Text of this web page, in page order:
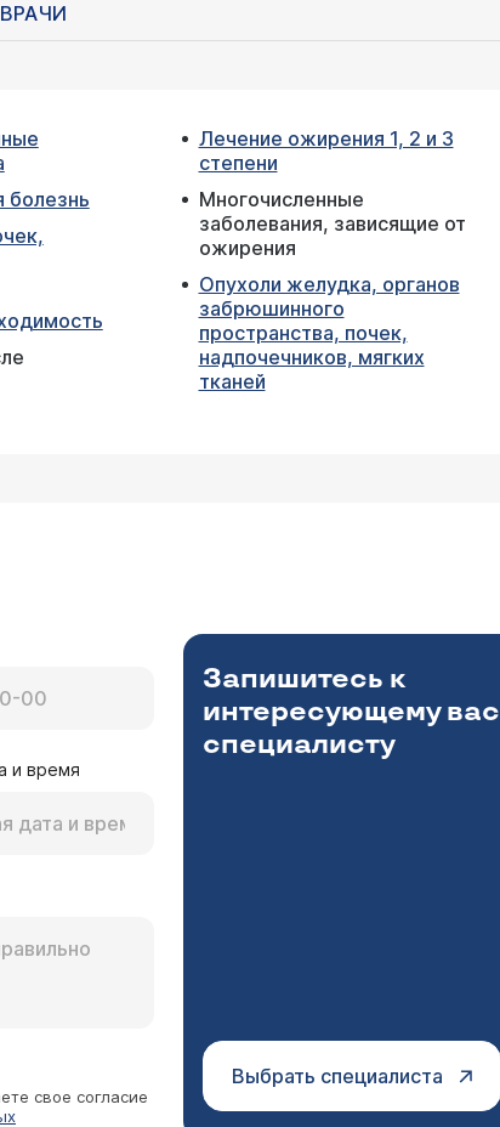
ВРАЧИ
болезнь
Лечение ожирения 1, 2 и 3
степени
Многочисленные
заболевания, зависящие от
ожирения
Опухоли желудка, органов
забрюшинного
пространства, почек,
надпочечников, мягких
тканей
и время
свое согласие
Запишитесь к
интересующему вас
специалисту
Выбрать специалиста